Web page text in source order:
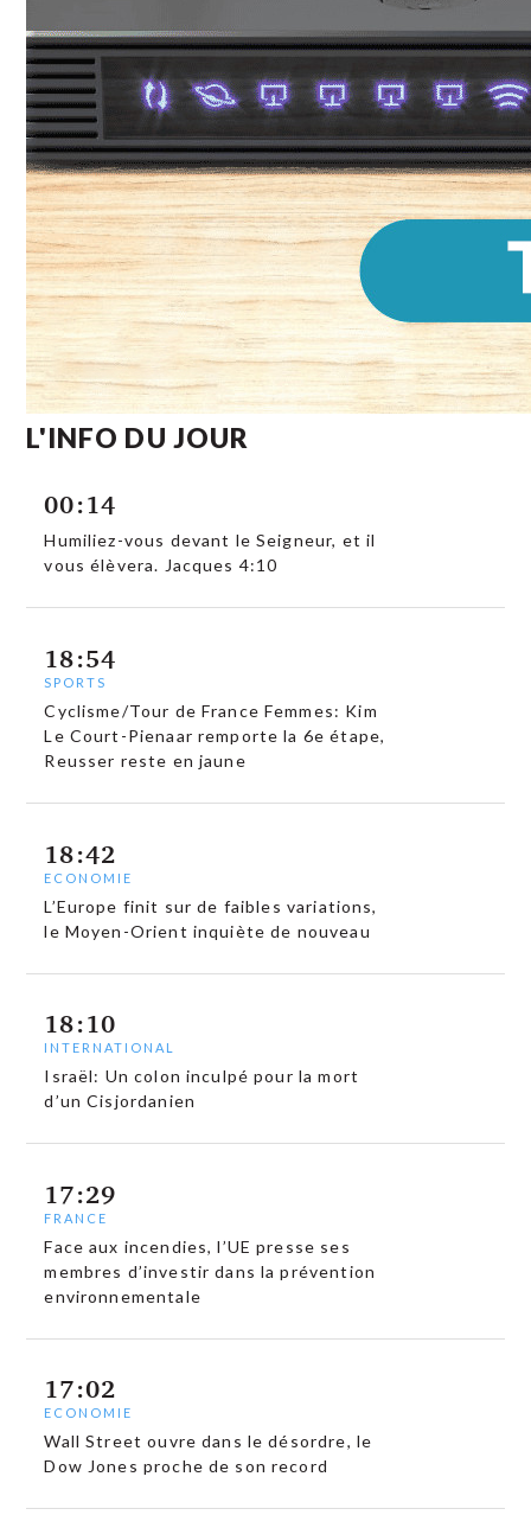
L'INFO DU JOUR
00:14
Humiliez-vous devant le Seigneur, et il
vous élèvera. Jacques 4:10
18:54
SPORTS
Cyclisme/Tour de France Femmes: Kim
Le Court-Pienaar remporte la 6e étape,
Reusser reste en jaune
18:42
ECONOMIE
L’Europe finit sur de faibles variations,
le Moyen-Orient inquiète de nouveau
18:10
INTERNATIONAL
Israël: Un colon inculpé pour la mort
d’un Cisjordanien
17:29
FRANCE
Face aux incendies, l’UE presse ses
membres d’investir dans la prévention
environnementale
17:02
ECONOMIE
Wall Street ouvre dans le désordre, le
Dow Jones proche de son record